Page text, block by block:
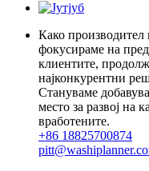
Како
фокусираме на
клиентите,
најконкурентни
Стануваме
место за развој на
вработените.
+86 18825700874